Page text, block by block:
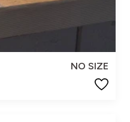
NO SIZE